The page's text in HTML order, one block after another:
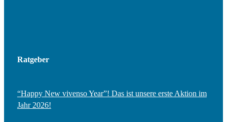
Ratgeber
“Happy New vivenso Year”! Das ist unsere erste Aktion im
Jahr 2026!